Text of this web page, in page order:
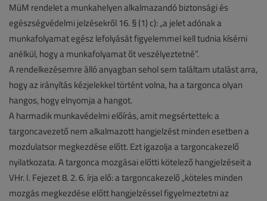
MüM rendelet a munkahelyen alkalmazandó biztonsági és
egészségvédelmi jelzésekről 16. § (1) c): „a jelet adónak a
munkafolyamat egész lefolyását figyelemmel kell tudnia kísérni
anélkül, hogy a munkafolyamat őt veszélyeztetné”.
A rendelkezésemre álló anyagban sehol sem találtam utalást arra,
hogy az irányítás kézjelekkel történt volna, ha a targonca olyan
hangos, hogy elnyomja a hangot.
A harmadik munkavédelmi előírás, amit megsértettek: a
targoncavezető nem alkalmazott hangjelzést minden esetben a
mozdulatsor megkezdése előtt. Ezt igazolja a targoncakezelő
nyilatkozata. A targonca mozgásai előtti kötelező hangjelzéseit a
VHr. I. Fejezet 8. 2. 6. írja elő: a targoncakezelő „köteles minden
mozgás megkezdése előtt hangjelzéssel figyelmeztetni az